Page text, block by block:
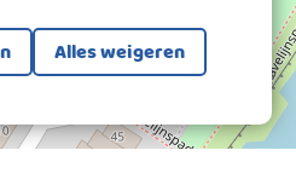
Alles weigeren